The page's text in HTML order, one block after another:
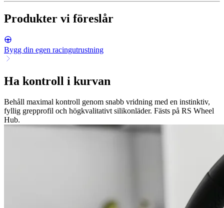
Produkter vi föreslår
Bygg din egen racingutrustning
Ha kontroll i kurvan
Behåll maximal kontroll genom snabb vridning med en instinktiv,
fyllig grepprofil och högkvalitativt silikonläder. Fästs på RS Wheel
Hub.